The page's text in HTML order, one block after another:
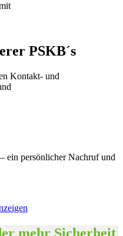
PSKB´s
Kontakt- und
ein persönlicher Nachruf und